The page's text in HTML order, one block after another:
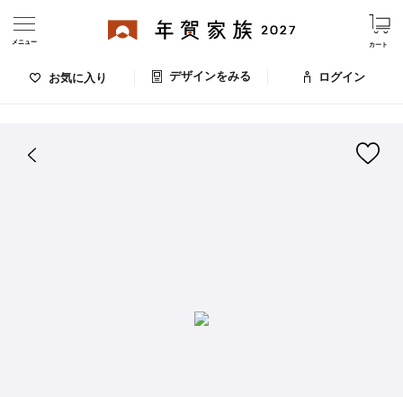
お気に入り デザインをみる
カート
ログイン
メニュー
デザインをみる